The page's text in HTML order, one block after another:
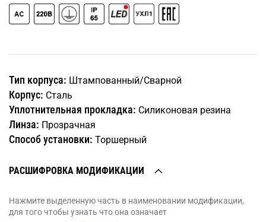
Тип корпуса: Штампованный/Сварной
Корпус: Сталь
Уплотнительная прокладка: Силиконовая резина
Линза: Прозрачная
Способ установки: Торшерный
РАСШИФРОВКА МОДИФИКАЦИИ
Нажмите выделенную часть в наименовании модификации,
для того чтобы узнать что она означает